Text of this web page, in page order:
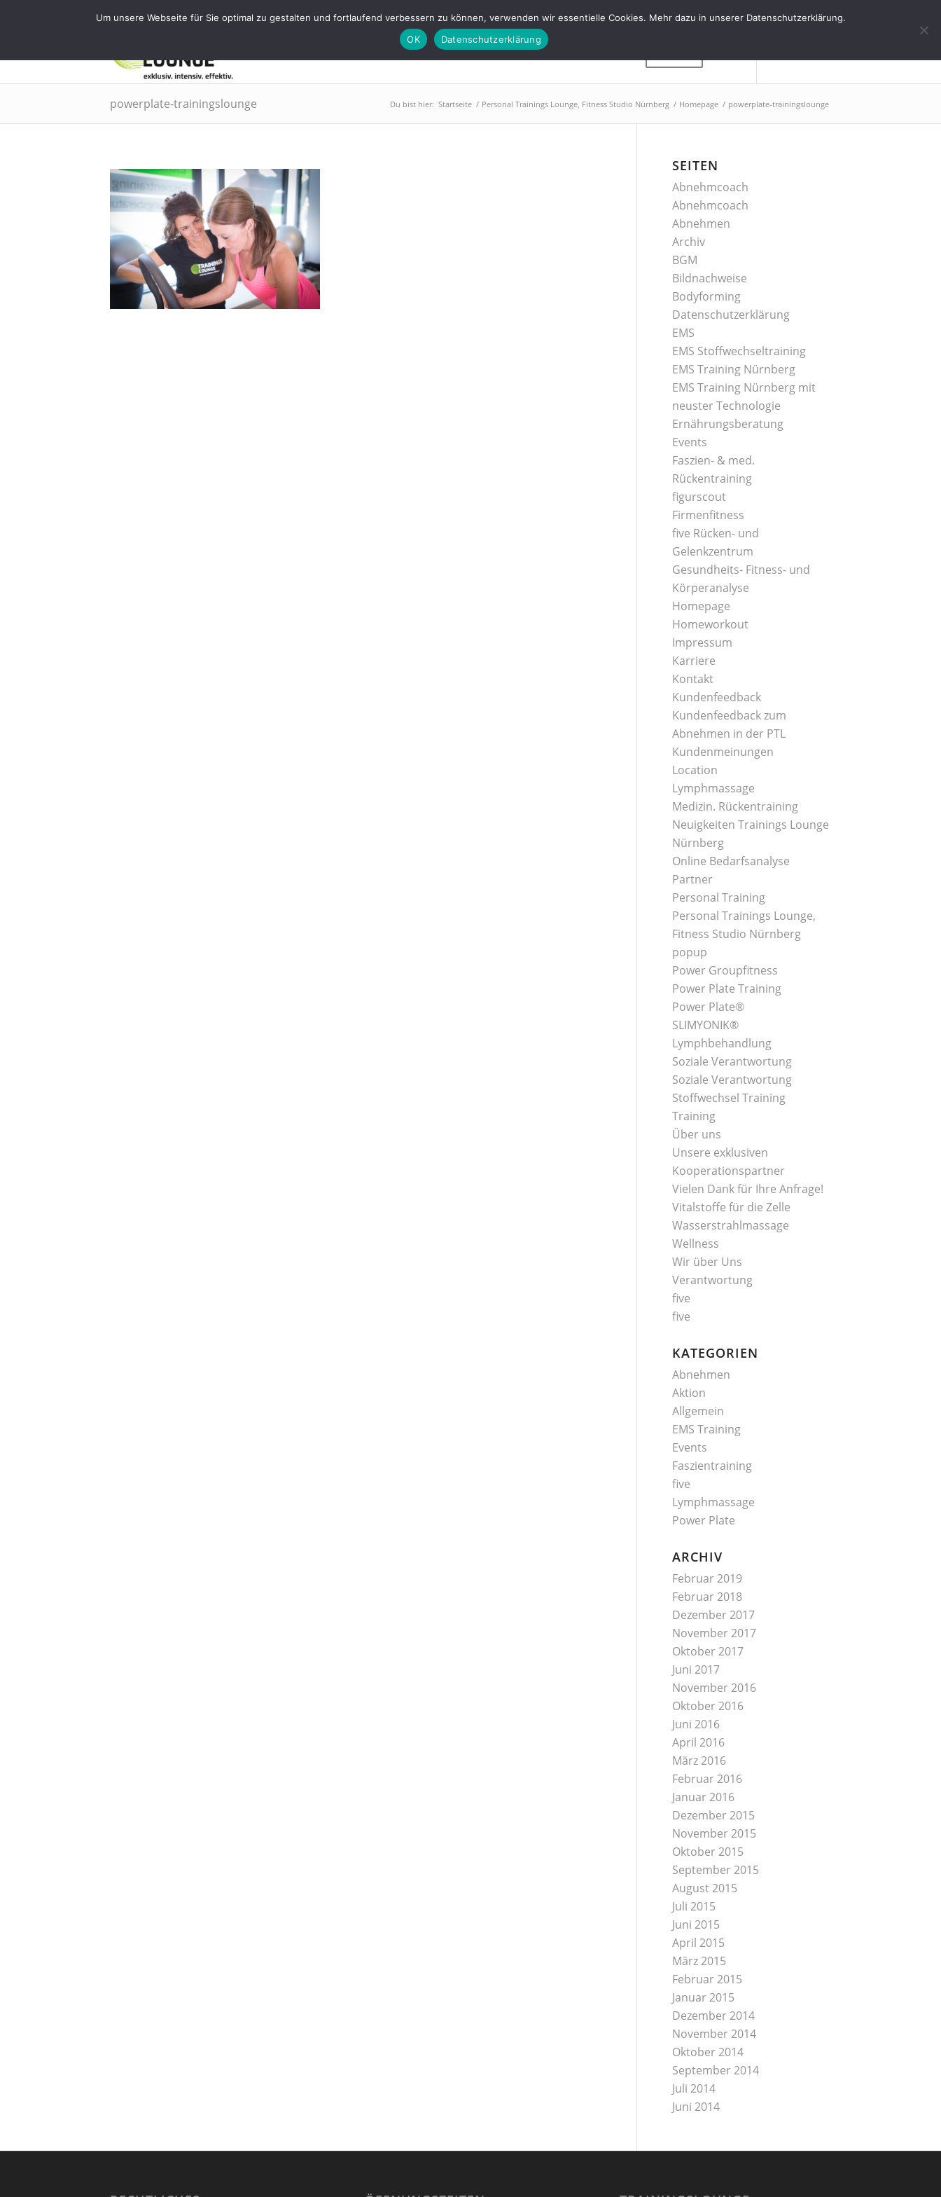
Tel.: 0911 - 2171 4565 | info@trainings-lounge.de
Training Abnehmen BGM
powerplate-trainingslounge Du bist hier: Startseite / Personal Trainings Lounge, Fitness Studio Nürnberg / Homepage / powerplate-trainingslounge
SEITEN
Abnehmcoach
Abnehmcoach
Abnehmen
Archiv
BGM
Bildnachweise
Bodyforming
Datenschutzerklärung
EMS
EMS Stoffwechseltraining
EMS Training Nürnberg
EMS Training Nürnberg mit
neuster Technologie
Ernährungsberatung
Events
Faszien- & med.
Rückentraining
figurscout
Firmenfitness
five Rücken- und
Gelenkzentrum
Gesundheits- Fitness- und
Körperanalyse
Homepage
Homeworkout
Impressum
Karriere
Kontakt
Kundenfeedback
Kundenfeedback zum
Abnehmen in der PTL
Kundenmeinungen
Location
Lymphmassage
Medizin. Rückentraining
Neuigkeiten Trainings Lounge
Nürnberg
Online Bedarfsanalyse
Partner
Personal Training
Personal Trainings Lounge,
Fitness Studio Nürnberg
popup
Power Groupfitness
Power Plate Training
Power Plate®
SLIMYONIK®
Lymphbehandlung
Soziale Verantwortung
Soziale Verantwortung
Stoffwechsel Training
Training
Über uns
Unsere exklusiven
Kooperationspartner
Vielen Dank für Ihre Anfrage!
Vitalstoffe für die Zelle
Wasserstrahlmassage
Wellness
Wir über Uns
Verantwortung
five
five
KATEGORIEN
Abnehmen
Aktion
Allgemein
EMS Training
Events
Faszientraining
five
Lymphmassage
Power Plate
ARCHIV
Februar 2019
Februar 2018
Dezember 2017
November 2017
Oktober 2017
Juni 2017
November 2016
Oktober 2016
Juni 2016
April 2016
März 2016
Februar 2016
Januar 2016
Dezember 2015
November 2015
Oktober 2015
September 2015
August 2015
Juli 2015
Juni 2015
April 2015
März 2015
Februar 2015
Januar 2015
Dezember 2014
November 2014
Oktober 2014
September 2014
Juli 2014
Juni 2014
Um unsere Webseite für Sie optimal zu gestalten und fortlaufend verbessern zu können, verwenden wir essentielle Cookies. Mehr dazu in unserer Datenschutzerklärung.
OK
Datenschutzerklärung